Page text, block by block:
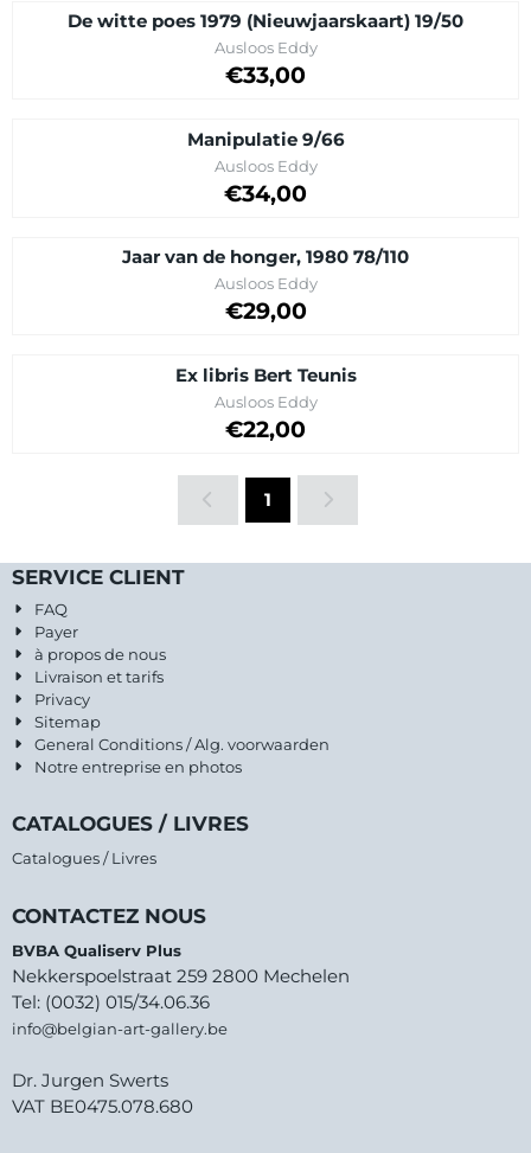
De witte poes 1979 (Nieuwjaarskaart) 19/50
Marque :
Ausloos Eddy
Prix sur demande
€33,00
Manipulatie 9/66
Marque :
Ausloos Eddy
Prix sur demande
€34,00
Jaar van de honger, 1980 78/110
Marque :
Ausloos Eddy
Prix sur demande
€29,00
Ex libris Bert Teunis
Marque :
Ausloos Eddy
Prix sur demande
€22,00
1
SERVICE CLIENT
FAQ
Payer
à propos de nous
Livraison et tarifs
Privacy
Sitemap
General Conditions / Alg. voorwaarden
Notre entreprise en photos
CATALOGUES / LIVRES
Catalogues / Livres
CONTACTEZ NOUS
BVBA Qualiserv Plus
Nekkerspoelstraat 259 2800 Mechelen
Tel: (0032) 015/34.06.36
info@belgian-art-gallery.be
Dr. Jurgen Swerts
VAT BE0475.078.680